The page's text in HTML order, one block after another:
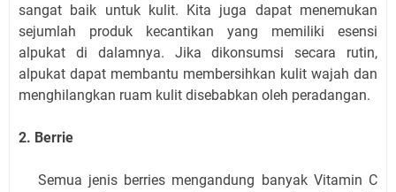
sangat baik untuk kulit. Kita juga dapat menemukan
sejumlah produk kecantikan yang memiliki esensi
alpukat di dalamnya. Jika dikonsumsi secara rutin,
alpukat dapat membantu membersihkan kulit wajah dan
menghilangkan ruam kulit disebabkan oleh peradangan.
2. Berrie
Semua jenis berries mengandung banyak Vitamin C